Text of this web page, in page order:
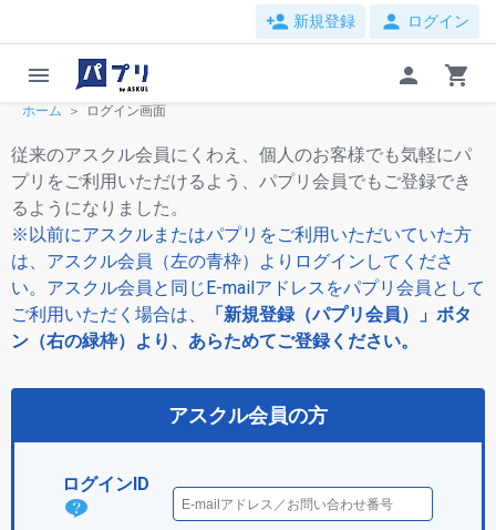
person_add 新規登録 person ログイン
menu person shopping_cart
ホーム ログイン画面
従来のアスクル会員にくわえ、個人のお客様でも気軽にパ
プリをご利用いただけるよう、パプリ会員でもご登録でき
るようになりました。
※以前にアスクルまたはパプリをご利用いただいていた方
は、アスクル会員（左の青枠）よりログインしてくださ
い。アスクル会員と同じE-mailアドレスをパプリ会員として
ご利用いただく場合は、
「新規登録（パプリ会員）」ボタ
ン（右の緑枠）より、あらためてご登録ください。
アスクル会員の方
ログインID
ログ